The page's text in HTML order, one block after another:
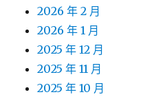
2026 年 2 月
2026 年 1 月
2025 年 12 月
2025 年 11 月
2025 年 10 月